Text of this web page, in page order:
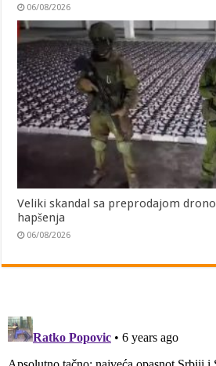
06/08/2026
Veliki skandal sa preprodajom
hapšenja
06/08/2026